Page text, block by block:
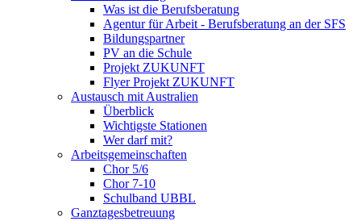
Was ist die Berufsberatung
Agentur für Arbeit - Berufsberatung an der SFS
Bildungspartner
PV an die Schule
Projekt ZUKUNFT
Flyer Projekt ZUKUNFT
Austausch mit Australien
Überblick
Wichtigste Stationen
Wer darf mit?
Arbeitsgemeinschaften
Chor 5/6
Chor 7-10
Schulband UBBL
Ganztagesbetreuung